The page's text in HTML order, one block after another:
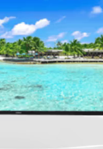
Ashley -
амраагч
Буйдан
1,042,800₮
521,400₮